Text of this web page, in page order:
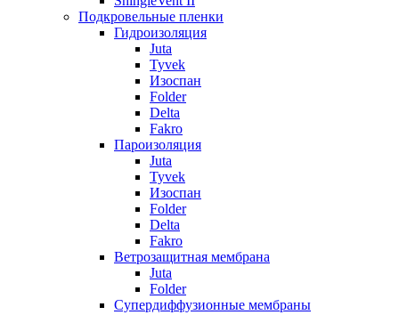
Подкровельные пленки
Гидроизоляция
Juta
Tyvek
Изоспан
Folder
Delta
Fakro
Пароизоляция
Juta
Tyvek
Изоспан
Folder
Delta
Fakro
Ветрозащитная мембрана
Juta
Folder
Супердиффузионные мембраны